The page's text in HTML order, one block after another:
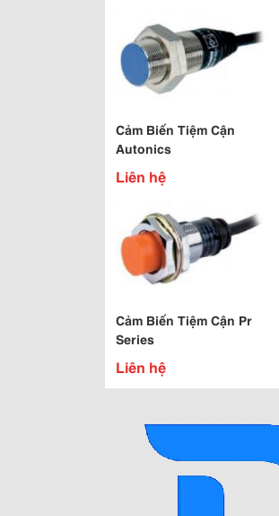
Cảm Biến Tiệm Cận
Autonics
Liên hệ
Cảm Biến Tiệm Cận Pr
Series
Liên hệ